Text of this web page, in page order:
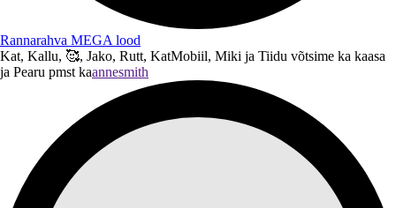
Rannarahva MEGA lood
Kat, Kallu, 🥰, Jako, Rutt, KatMobiil, Miki ja Tiidu võtsime ka kaasa
ja Pearu pmst kaannesmith